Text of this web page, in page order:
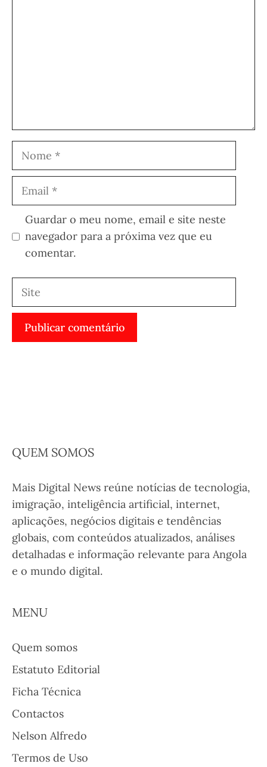
Nome
Email
Guardar o meu nome, email e site neste
navegador para a próxima vez que eu
comentar.
Site
QUEM SOMOS
Mais Digital News reúne notícias de tecnologia,
imigração, inteligência artificial, internet,
aplicações, negócios digitais e tendências
globais, com conteúdos atualizados, análises
detalhadas e informação relevante para Angola
e o mundo digital.
MENU
Quem somos
Estatuto Editorial
Ficha Técnica
Contactos
Nelson Alfredo
Termos de Uso